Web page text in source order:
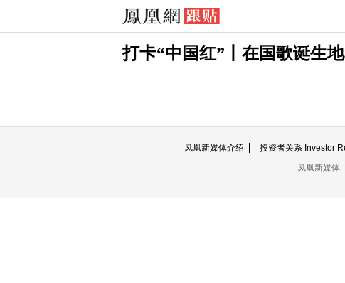
打卡“中国红”丨在国歌诞生
凤凰新媒体介绍 投资者关系 Investor
凤凰新媒体